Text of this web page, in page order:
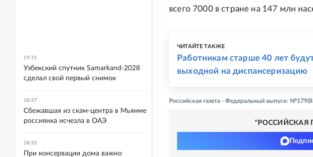
всего 7000 в стране на 147 млн
ЧИТАЙТЕ ТАКЖЕ
Работникам старше 40 лет
выходной на диспансеризацию
Российская газета - Федеральный выпуск:
"РОССИЙСКАЯ
19:11
Узбекский спутник Samarkand-2028
сделал свой первый снимок
18:57
Сбежавшая из скам-центра в Мьянме
россиянка исчезла в ОАЭ
18:52
При консервации дома важно